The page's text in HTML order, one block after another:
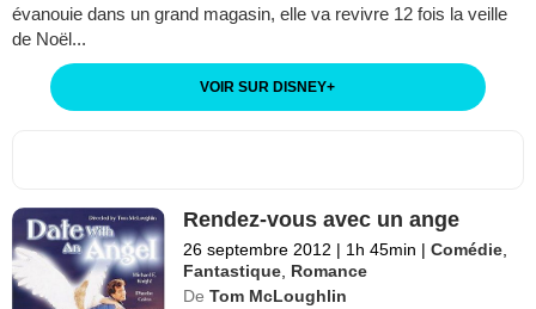
évanouie dans un grand magasin, elle va revivre 12 fois la veille
de Noël...
VOIR SUR DISNEY+
Rendez-vous avec un ange
26 septembre 2012 | 1h 45min | Comédie
Fantastique Romance
De Tom McLoughlin